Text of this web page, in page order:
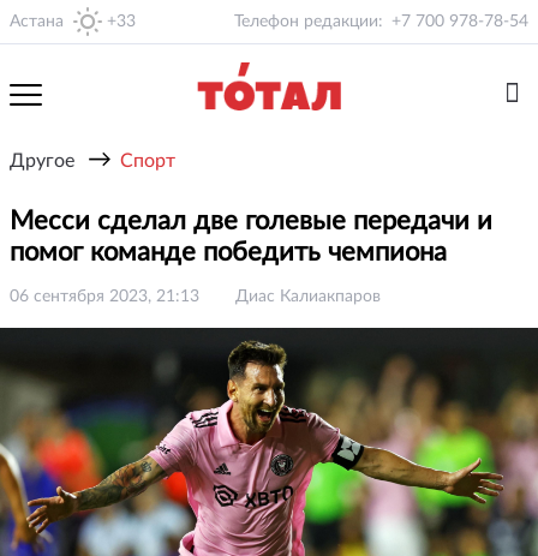
Астана +33 Телефон редакции: +7 700 978-78-54
Другое → Спорт
Месси сделал две голевые передачи и
помог команде победить чемпиона
06 сентября 2023, 21:13 Диас Калиакпаров